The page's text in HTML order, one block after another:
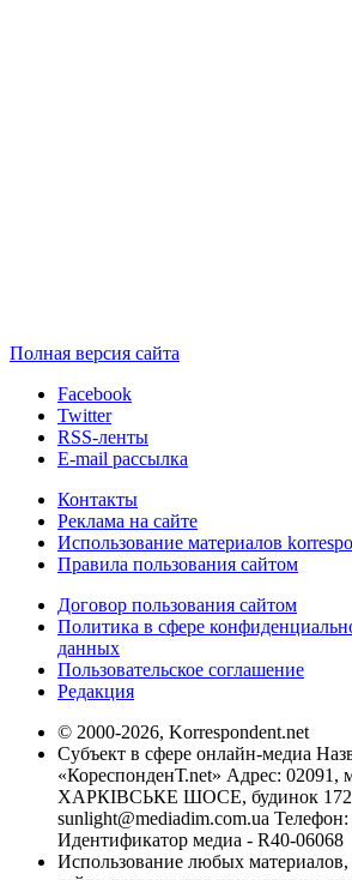
Полная версия сайта
Facebook
Twitter
RSS-ленты
E-mail рассылка
Контакты
Реклама на сайте
Использование материалов
Правила пользования сайтом
Договор пользования сайтом
Политика в сфере
данных
Пользовательское соглашение
Редакция
© 2000-2026, Korrespondent.net
Субъект в сфере онлайн-медиа
«КореспонденТ.net» Адрес: 02091,
ХАРКІВСЬКЕ ШОСЕ, будинок 172-
sunlight@mediadim.com.ua Телефон:
Идентификатор медиа - R40-06068
Использование любых